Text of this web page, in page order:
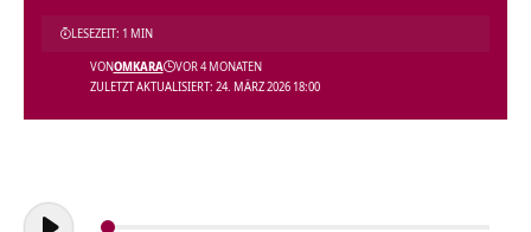
ZULETZT AKTUALISIERT: 24. MÄRZ 2026 18:00
VONOMKARA VOR 4 MONATEN
LESEZEIT: 1 MIN
Audio-